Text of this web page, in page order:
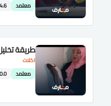
معتمد 4.6
اكلات
طريقة
معتمد 0.0